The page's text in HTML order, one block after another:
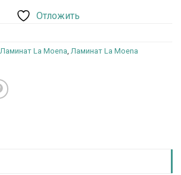
Отложить
Ламинат La Moena Ламинат La Moena